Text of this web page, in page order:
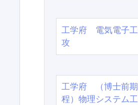
工学府 電気電子
攻
工学府 （博士前
程）物理システム